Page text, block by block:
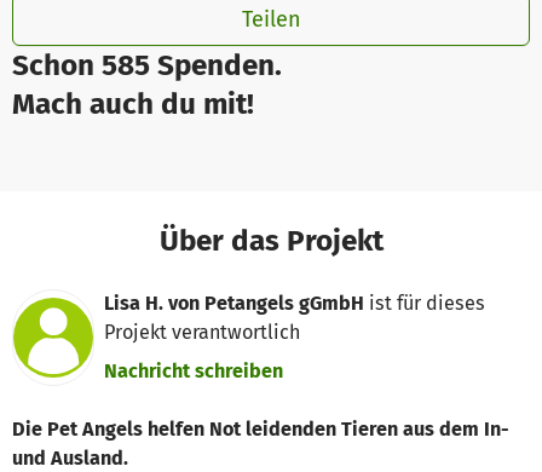
Schon 585 Spenden.
Mach auch du mit!
Teilen
Über das Projekt
Lisa H. von Petangels gGmbH ist für dieses
Projekt verantwortlich
Nachricht schreiben
Die Pet Angels helfen Not leidenden Tieren aus dem In-
und Ausland.